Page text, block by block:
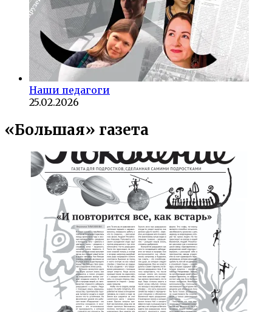
Наши педагоги
25.02.2026
«Большая» газета